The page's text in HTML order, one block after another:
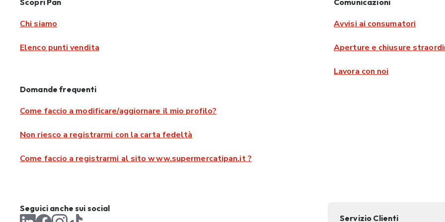
Scopri Pan
Chi siamo
Elenco punti vendita
Comunicazioni
Avvisi ai consumatori
Aperture e chiusure
Lavora con noi
Domande frequenti
Come faccio a modificare/aggiornare il mio profilo?
Non riesco a registrarmi con la carta fedeltà
Come faccio a registrarmi al sito www.supermercatipan.it ?
Seguici anche sui social
Servizio Clienti